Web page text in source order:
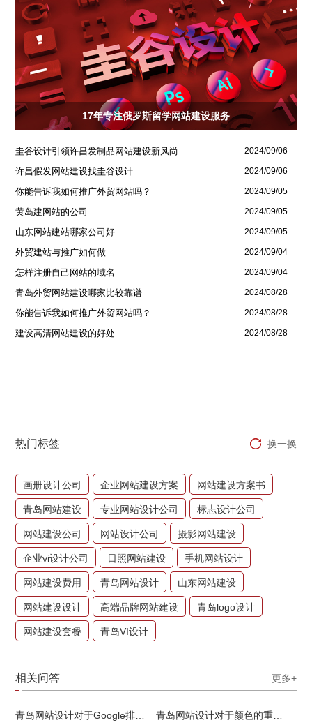
17年专注俄罗斯留学网站建设服务
圭谷设计引领许昌发制品网站建设新风尚 2024/09/06
许昌假发网站建设找圭谷设计 2024/09/06
你能告诉我如何推广外贸网站吗？ 2024/09/05
黄岛建网站的公司 2024/09/05
山东网站建站哪家公司好 2024/09/05
外贸建站与推广如何做 2024/09/04
怎样注册自己网站的域名 2024/09/04
青岛外贸网站建设哪家比较靠谱 2024/08/28
你能告诉我如何推广外贸网站吗？ 2024/08/28
建设高清网站建设的好处 2024/08/28
热门标签 换一换
画册设计公司 企业网站建设方案 网站建设方案书
青岛网站建设 专业网站设计公司 标志设计公司
网站建设公司 网站设计公司 摄影网站建设
企业vi设计公司 日照网站建设 手机网站设计
网站建设费用 青岛网站设计 山东网站建设
网站建设设计 高端品牌网站建设 青岛logo设计
网站建设套餐 青岛VI设计
相关问答 更多+